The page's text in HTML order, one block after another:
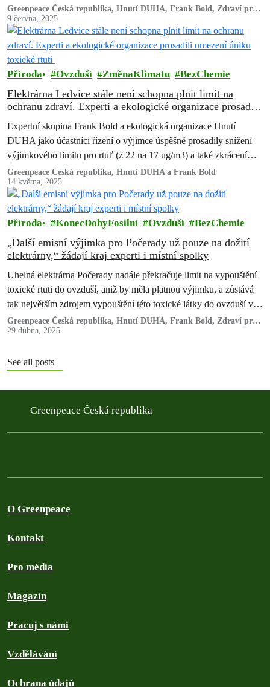
jednání úřadů,…
Greenpeace Česká republika, Hnutí DUHA, Frank Bold, Zdraví pro
Most a MY Litvínov
9 června, 2025
Příroda Ovzduší ZměnaKlimatu BezChemie
Elektrárna Ledvice stále není schopna plnit limit na
ochranu zdraví. Experti a ekologické organizace prosadili
omezení úniku toxické rtuti
Expertní skupina Frank Bold a ekologická organizace Hnutí
DUHA jako účastníci řízení o výjimce úspěšně prosadily snížení
výjimkového limitu pro rtuť (z 22 na 17 ug/m3) a také zkrácení
výjimky pouze do konce června 2026 místo původně
provozovatelem požadovaného termínu do konce příštího roku.
Greenpeace Česká republika, Hnutí DUHA a Frank Bold
14 května, 2025
Příroda KonecDobyFosilní Ovzduší BezChemie
„Další emisní výjimka pro Počerady už pouze na dožití
elektrárny,“ žádají kraj experti i místní spolky
Uhelná elektrárna Počerady nadále překračuje limit na vypouštění
toxické rtuti do ovzduší, aniž by měla platnou výjimku, a zůstává
tak největším zdrojem vypouštění této toxické látky do ovzduší v
ČR.
Greenpeace Česká republika, Hnutí DUHA, Frank Bold, Zdraví pro
Most a MY Litvínovov
29 dubna, 2025
See all posts
Greenpeace Česká republika
O Greenpeace
Kontakt
Pro média
Magazín
Pracuj s námi
Vzdělávání
Ochrana údajů